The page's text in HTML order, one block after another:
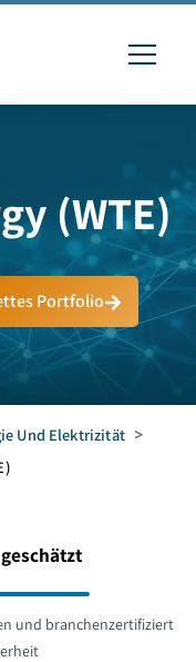
(WTE)
Portfolio
Und Elektrizität >
und branchenzertifiziert